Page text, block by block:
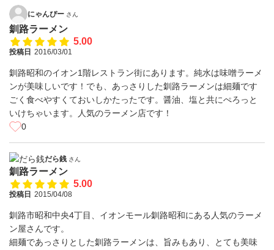
にゃんぴー さん
釧路ラーメン
5.00
投稿日 2016/03/01
釧路昭和のイオン1階レストラン街にあります。純水は味噌ラーメ
ンが美味しいです！でも、あっさりした釧路ラーメンは細麺です
ごく食べやすくておいしかたったです。醤油、塩と共にぺろっと
いけちゃいます。人気のラーメン店です！
0
だら銭 さん
釧路ラーメン
5.00
投稿日 2015/04/08
釧路市昭和中央4丁目、イオンモール釧路昭和にある人気のラーメ
ン屋さんです。
細麺であっさりとした釧路ラーメンは、旨みもあり、とても美味